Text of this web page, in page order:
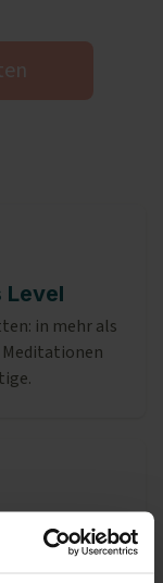
Level
in mehr als
Meditationen
Online-